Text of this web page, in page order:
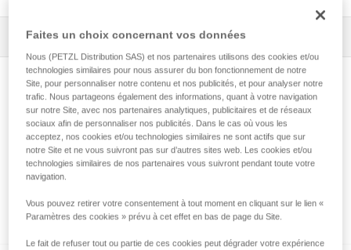
Tous les conseils techniques 2
Tests d’efficacité et rendement de mouflages
avec MAESTRO, I’D S, PRO TRAXION,
ROLLCLIP...
Faites un choix concernant vos données
Nous (PETZL Distribution SAS) et nos partenaires utilisons des cookies et/ou
technologies similaires pour nous assurer du bon fonctionnement de notre
Site, pour personnaliser notre contenu et nos publicités, et pour analyser notre
trafic. Nous partageons également des informations, quant à votre navigation
sur notre Site, avec nos partenaires analytiques, publicitaires et de réseaux
sociaux afin de personnaliser nos publicités. Dans le cas où vous les
acceptez, nos cookies et/ou technologies similaires ne sont actifs que sur
notre Site et ne vous suivront pas sur d’autres sites web. Les cookies et/ou
technologies similaires de nos partenaires vous suivront pendant toute votre
navigation.
Vous pouvez retirer votre consentement à tout moment en cliquant sur le lien «
Paramètres des cookies » prévu à cet effet en bas de page du Site.
Le fait de refuser tout ou partie de ces cookies peut dégrader votre expérience